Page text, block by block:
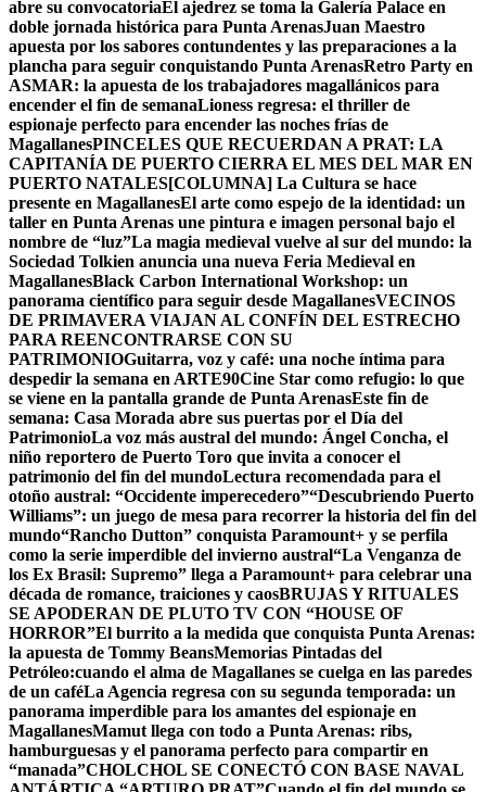
abre su convocatoriaEl ajedrez se toma la Galería Palace en
doble jornada histórica para Punta ArenasJuan Maestro
apuesta por los sabores contundentes y las preparaciones a la
plancha para seguir conquistando Punta ArenasRetro Party en
ASMAR: la apuesta de los trabajadores magallánicos para
encender el fin de semanaLioness regresa: el thriller de
espionaje perfecto para encender las noches frías de
MagallanesPINCELES QUE RECUERDAN A PRAT: LA
CAPITANÍA DE PUERTO CIERRA EL MES DEL MAR EN
PUERTO NATALES[COLUMNA] La Cultura se hace
presente en MagallanesEl arte como espejo de la identidad: un
taller en Punta Arenas une pintura e imagen personal bajo el
nombre de “luz”La magia medieval vuelve al sur del mundo: la
Sociedad Tolkien anuncia una nueva Feria Medieval en
MagallanesBlack Carbon International Workshop: un
panorama científico para seguir desde MagallanesVECINOS
DE PRIMAVERA VIAJAN AL CONFÍN DEL ESTRECHO
PARA REENCONTRARSE CON SU
PATRIMONIOGuitarra, voz y café: una noche íntima para
despedir la semana en ARTE90Cine Star como refugio: lo que
se viene en la pantalla grande de Punta ArenasEste fin de
semana: Casa Morada abre sus puertas por el Día del
PatrimonioLa voz más austral del mundo: Ángel Concha, el
niño reportero de Puerto Toro que invita a conocer el
patrimonio del fin del mundoLectura recomendada para el
otoño austral: “Occidente imperecedero”“Descubriendo Puerto
Williams”: un juego de mesa para recorrer la historia del fin del
mundo“Rancho Dutton” conquista Paramount+ y se perfila
como la serie imperdible del invierno austral“La Venganza de
los Ex Brasil: Supremo” llega a Paramount+ para celebrar una
década de romance, traiciones y caosBRUJAS Y RITUALES
SE APODERAN DE PLUTO TV CON “HOUSE OF
HORROR”El burrito a la medida que conquista Punta Arenas:
la apuesta de Tommy BeansMemorias Pintadas del
Petróleo:cuando el alma de Magallanes se cuelga en las paredes
de un caféLa Agencia regresa con su segunda temporada: un
panorama imperdible para los amantes del espionaje en
MagallanesMamut llega con todo a Punta Arenas: ribs,
hamburguesas y el panorama perfecto para compartir en
“manada”CHOLCHOL SE CONECTÓ CON BASE NAVAL